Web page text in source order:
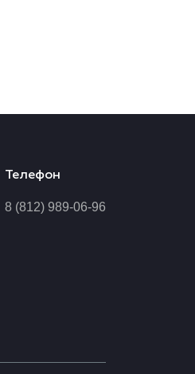
Телефон
8 (812) 989-06-96